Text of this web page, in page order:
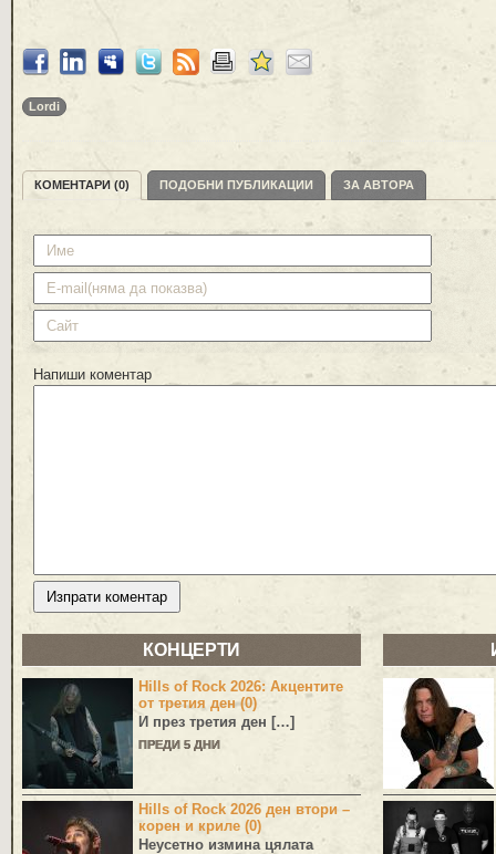
Lordi
КОМЕНТАРИ (0) ПОДОБНИ ПУБЛИКАЦИИ ЗА АВТОРА
Напиши коментар
КОНЦЕРТИ
Hills of Rock 2026: Акцентите
от третия ден (0)
И през третия ден […]
ПРЕДИ 5 ДНИ
Hills of Rock 2026 ден втори –
корен и криле (0)
Неусетно измина цялата